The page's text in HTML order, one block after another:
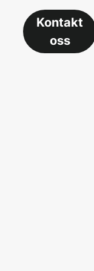
Kontakt
oss